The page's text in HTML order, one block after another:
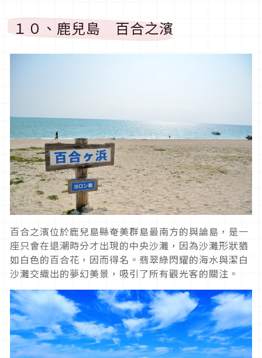
１０、鹿兒島 百合之濱
百合之濱位於鹿兒島縣奄美群島最南方的與論島，是一
座只會在退潮時分才出現的中央沙灘，因為沙灘形狀猶
如白色的百合花，因而得名。翡翠綠閃耀的海水與潔白
沙灘交織出的夢幻美景，吸引了所有觀光客的關注。